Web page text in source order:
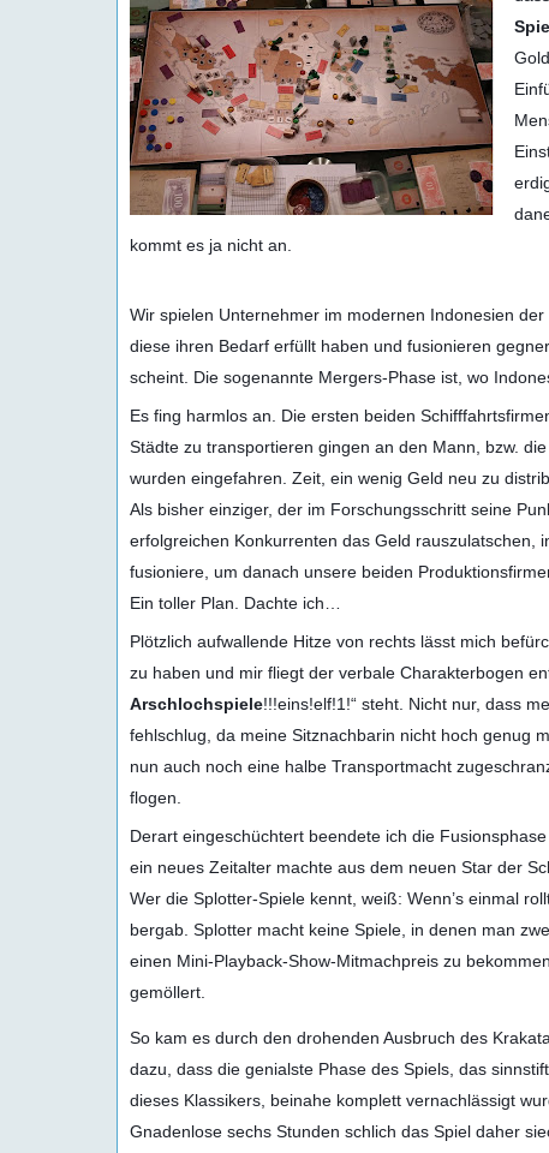
kommt es ja nicht an.
Wir spielen Unternehmer im modernen Indonesien
diese ihren Bedarf erfüllt haben und fusionieren
scheint. Die sogenannte Mergers-Phase ist, wo
Es fing harmlos an. Die ersten beiden
Städte zu transportieren gingen an den Mann, bzw.
wurden eingefahren. Zeit, ein wenig Geld neu zu
Als bisher einziger, der im Forschungsschritt seine
erfolgreichen Konkurrenten das Geld rauszulatschen,
fusioniere, um danach unsere beiden
Ein toller Plan. Dachte ich…
Plötzlich aufwallende Hitze von rechts lässt mich
zu haben und mir fliegt der verbale Charakterbogen
Arschlochspiele!!!eins!elf!1!“ steht. Nicht nur, dass
fehlschlug, da meine Sitznachbarin nicht hoch genug
nun auch noch eine halbe Transportmacht
flogen.
Derart eingeschüchtert beendete ich die
ein neues Zeitalter machte aus dem neuen Star der
Wer die Splotter-Spiele kennt, weiß: Wenn’s einmal
bergab. Splotter macht keine Spiele, in denen man
einen Mini-Playback-Show-Mitmachpreis zu
gemöllert.
So kam es durch den drohenden Ausbruch des
dazu, dass die genialste Phase des Spiels, das
dieses Klassikers, beinahe komplett vernachlässigt
Gnadenlose sechs Stunden schlich das Spiel daher